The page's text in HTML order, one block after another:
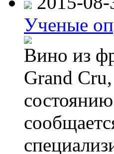
Ученые
Вино из
Grand